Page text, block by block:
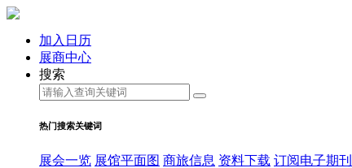
加入日历
展商中心
搜索
热门搜索关键词
展会一览 展馆平面图 商旅信息 资料下载 订阅电子期刊